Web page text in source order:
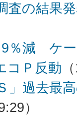
査の結果
％減 ケ
Ｐ反動
」過去最
）